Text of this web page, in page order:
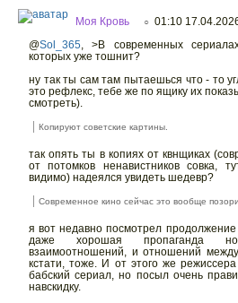
Моя Кровь ○ 01:10
@Sol_365, >В современных
которых уже тошнит?
ну так ты сам там пытаешься что - то
это рефлекс, тебе же по ящику их
смотреть).
Копируют советские картины.
так опять ты в копиях от квнщиках
от потомков ненавистников совка,
видимо) надеялся увидеть шедевр?
Современное кино сейчас это вообще
я вот недавно посмотрел
даже хорошая пропаганда
взаимоотношений, и отношений
кстати, тоже. И от этого же
бабский сериал, но посыл очень
навскидку.